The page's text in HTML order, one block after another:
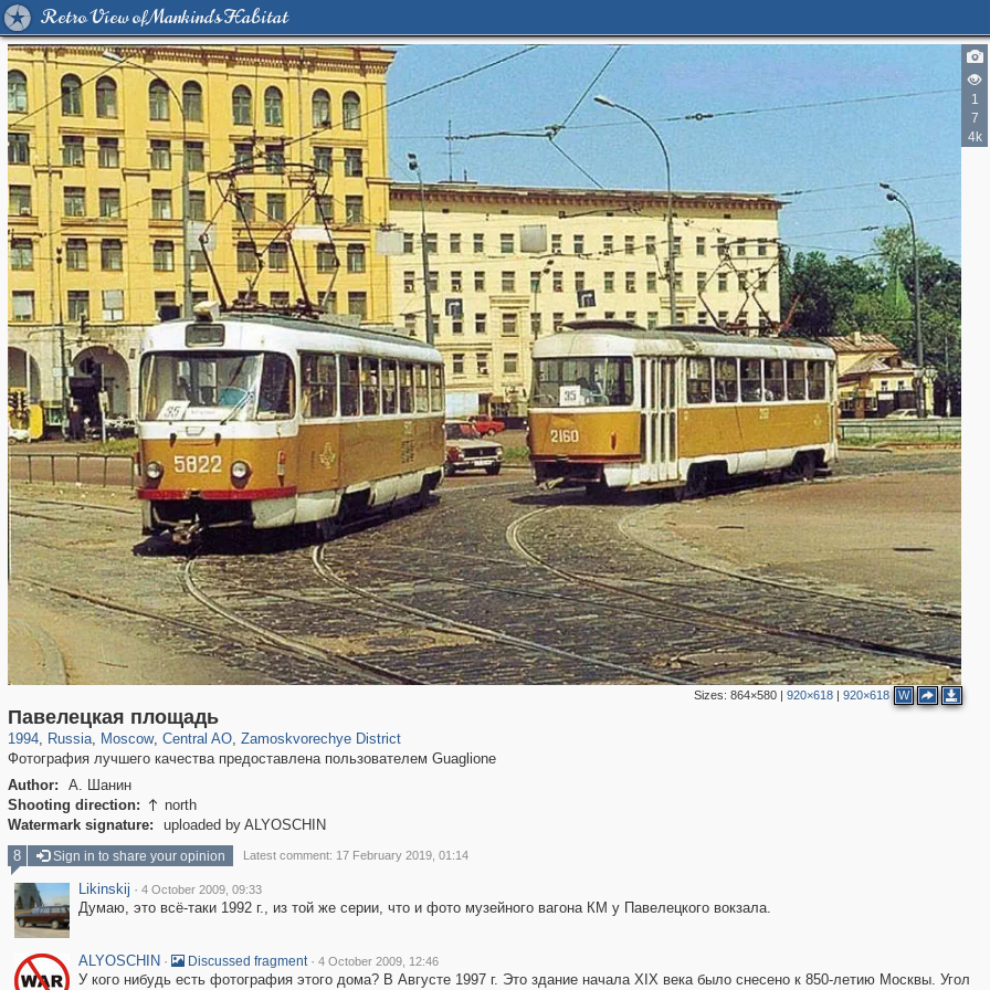
Retro View of Mankind's Habitat
1
7
4k
Sizes: 864×580| 920×618| 920×618 W
Павелецкая площадь
1994, Russia
1,406,255 29,243
, Moscow
319,780 8,286
, Central AO
159,978 5,916
, Zamoskvorechye District
Фотография лучшего качества предоставлена пользователем Guaglione
Author:
А. Шанин
Shooting direction:  north
Watermark signature:
uploaded by ALYOSCHIN
2
2
8 Sign in to share your opinion Latest comment: 17 February 2019, 01:14
Likinskij · 4 October 2009, 09:33
Думаю, это всё-таки 1992 г., из той же серии, что и фото музейного вагона КМ у Павелецкого вокзала.
ALYOSCHIN · Discussed fragment · 4 October 2009, 12:46
У кого нибудь есть фотография этого дома? В Августе 1997 г. Это здание начала XIX века было снесено к 850-летию Москвы. Угол